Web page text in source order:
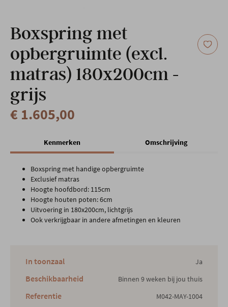
Boxspring met
opbergruimte (excl.
matras) 180x200cm -
grijs
€ 1.605,00
Kenmerken Omschrijving
Boxspring met handige opbergruimte
Exclusief matras
Hoogte hoofdbord: 115cm
Hoogte houten poten: 6cm
Uitvoering in 180x200cm, lichtgrijs
Ook verkrijgbaar in andere afmetingen en kleuren
In toonzaal Ja
Beschikbaarheid Binnen 9 weken bij jou thuis
Referentie M042-MAY-1004